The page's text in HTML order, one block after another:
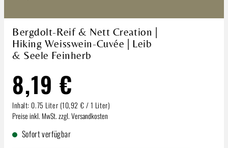
Bergdolt-Reif & Nett Creation |
Hiking Weisswein-Cuvée | Leib
& Seele Feinherb
8,19 €
Inhalt: 0.75 Liter (10,92 € / 1 Liter)
Preise inkl. MwSt. zzgl. Versandkosten
Sofort verfügbar